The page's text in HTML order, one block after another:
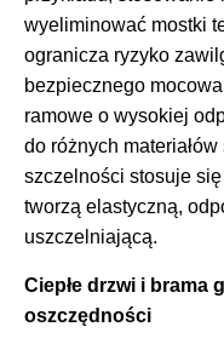
wyeliminować mostki
ogranicza ryzyko
bezpiecznego
ramowe o wysokiej
do różnych
szczelności stosuje się
tworzą elastyczną,
uszczelniającą.
Ciepłe drzwi i brama
oszczędności